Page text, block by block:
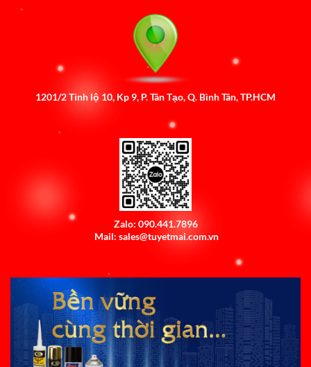
1201/2 Tỉnh lộ 10, Kp 9, P. Tân Tạo, Q. Bình Tân, TP.HCM
Zalo: 090.441.7896
Mail: sales@tuyetmai.com.vn